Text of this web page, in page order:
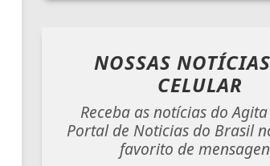
NOSSAS NOTÍCIAS
CELULAR
Receba as notícias do
Portal de Noticias do Brasil
favorito de